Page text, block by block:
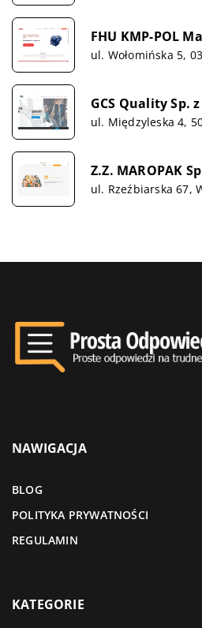
FHU KMP-POL
ul. Wołomińska 5,
GCS Quality Sp.
ul. Międzyleska 4,
Z.Z. MAROPAK
ul. Rzeźbiarska 67,
NAWIGACJA
BLOG
POLITYKA PRYWATNOŚCI
REGULAMIN
KATEGORIE